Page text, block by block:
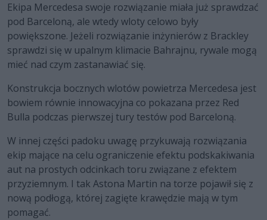
Ekipa Mercedesa swoje rozwiązanie miała już sprawdzać
pod Barceloną, ale wtedy wloty celowo były
powiększone. Jeżeli rozwiązanie inżynierów z Brackley
sprawdzi się w upalnym klimacie Bahrajnu, rywale mogą
mieć nad czym zastanawiać się.
Konstrukcja bocznych wlotów powietrza Mercedesa jest
bowiem równie innowacyjna co pokazana przez Red
Bulla podczas pierwszej tury testów pod Barceloną.
W innej części padoku uwagę przykuwają rozwiązania
ekip mające na celu ograniczenie efektu podskakiwania
aut na prostych odcinkach toru związane z efektem
przyziemnym. I tak Astona Martin na torze pojawił się z
nową podłogą, której zagięte krawędzie mają w tym
pomagać.